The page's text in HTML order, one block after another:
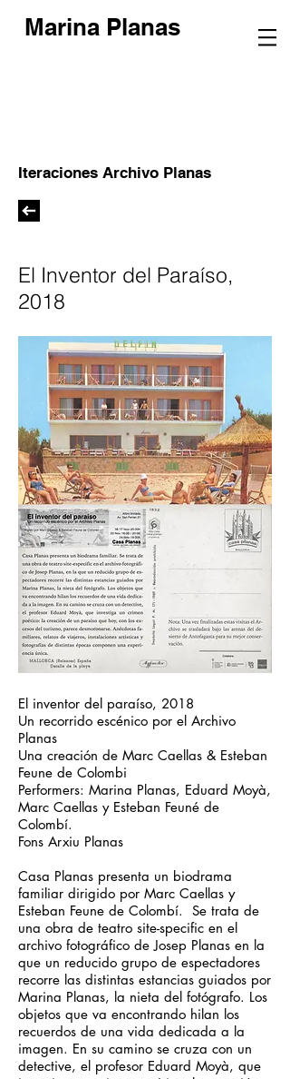
Marina Planas
Iteraciones Archivo Planas
El Inventor del Paraíso,
2018
El inventor del paraíso, 2018
Un recorrido escénico por el Archivo
Planas
Una creación de Marc Caellas & Esteban
Feune de Colombi
Performers: Marina Planas, Eduard Moyà,
Marc Caellas y Esteban Feuné de
Colombí.
Fons Arxiu Planas
Casa Planas presenta un biodrama
familiar dirigido por Marc Caellas y
Esteban Feune de Colombí. Se trata de
una obra de teatro site-specific en el
archivo fotográfico de Josep Planas en la
que un reducido grupo de espectadores
recorre las distintas estancias guiados por
Marina Planas, la nieta del fotógrafo. Los
objetos que va encontrando hilan los
recuerdos de una vida dedicada a la
imagen. En su camino se cruza con un
detective, el profesor Eduard Moyà, que